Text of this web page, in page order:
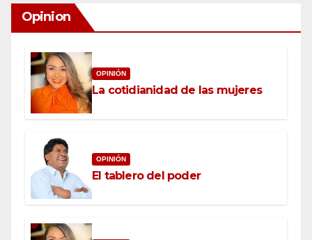
Opinion
OPINIÓN
La cotidianidad de las mujeres
OPINIÓN
El tablero del poder